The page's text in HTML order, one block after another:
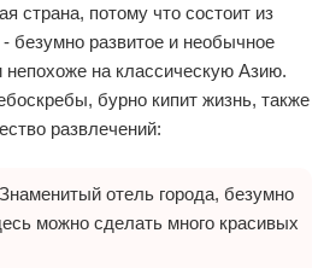
страна, потому что состоит из
- безумно развитое и необычное
непохоже на классическую Азию.
бурно кипит жизнь, также
развлечений:
отель города, безумно
можно сделать много красивых